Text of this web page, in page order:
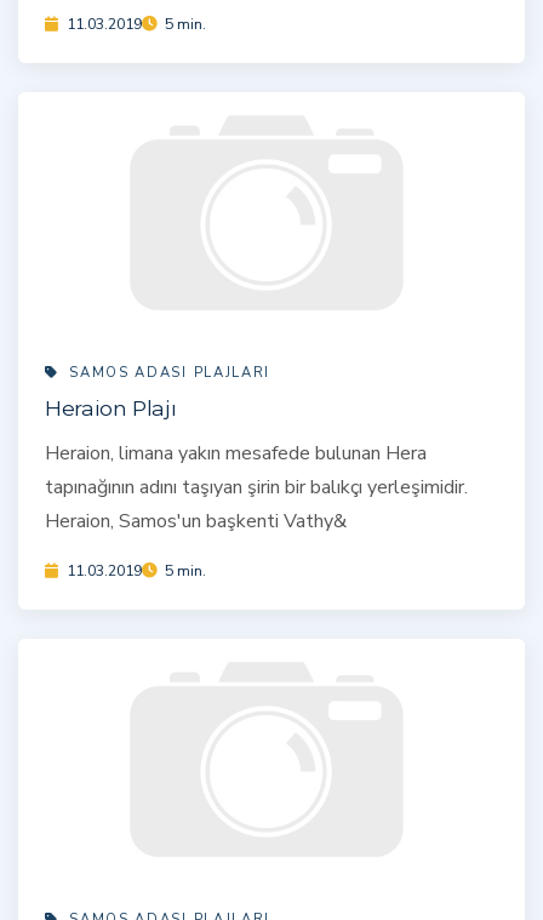
11.03.2019 5 min.
SAMOS ADASI PLAJLARI
Heraion Plajı
Heraion, limana yakın mesafede bulunan Hera
tapınağının adını taşıyan şirin bir balıkçı yerleşimidir.
Heraion, Samos'un başkenti Vathy&
11.03.2019 5 min.